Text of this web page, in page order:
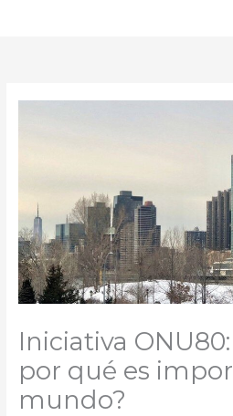
Iniciativa
por qué es
mundo?